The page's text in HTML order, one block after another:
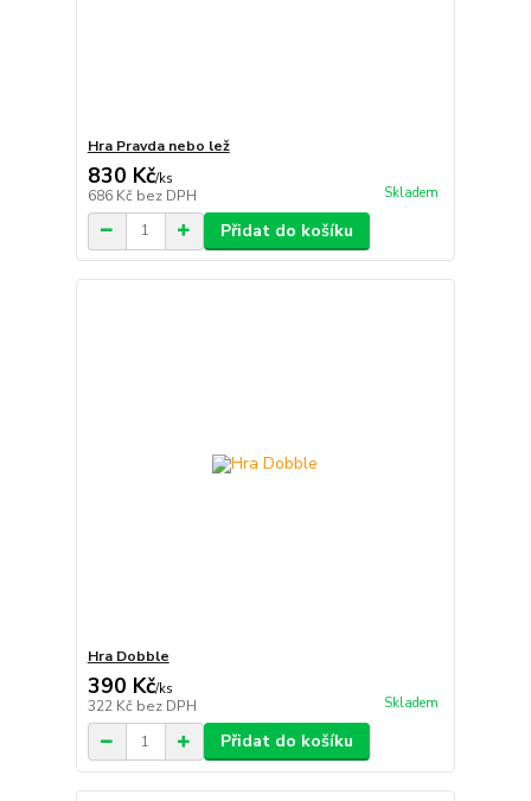
Hra Pravda nebo lež
830 Kč/ks
686 Kč bez DPH Skladem
Přidat do košíku
Hra Dobble
390 Kč/ks
322 Kč bez DPH Skladem
Přidat do košíku